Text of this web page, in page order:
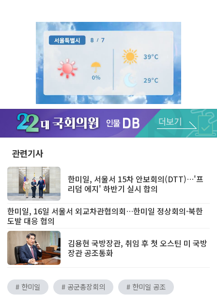
Unmute
관련기사
한미일, 서울서 15차 안보회의(DTT)…'프
리덤 에지' 하반기 실시 합의
한미일, 16일 서울서 외교차관협의회…한미일 정상회의·북한
도발 대응 협의
김용현 국방장관, 취임 후 첫 오스틴 미 국방
장관 공조통화
# 한미일 # 공군총장회의
# 한미일 공조